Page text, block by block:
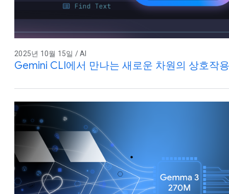
2025년 10월 15일 / AI
Gemini CLI에서 만나는 새로운 차원의 상호작용